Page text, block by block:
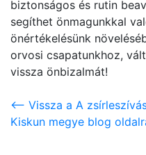
biztonságos és rutin
segíthet önmagunkkal
önértékelésünk
orvosi csapatunkhoz,
vissza önbizalmát!
<-- Vissza a A
Kiskun megye blog